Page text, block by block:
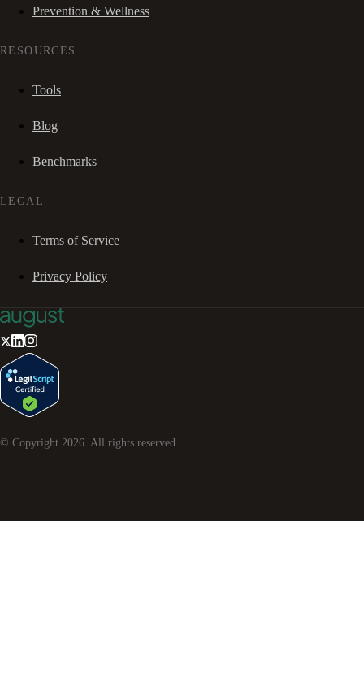
Prevention & Wellness
RESOURCES
Tools
Blog
Benchmarks
LEGAL
Terms of Service
Privacy Policy
© Copyright 2026. All rights reserved.